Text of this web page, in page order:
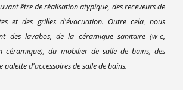
être de réalisation atypique, des receveurs de
et des grilles d'évacuation. Outre cela, nous
des lavabos, de la céramique sanitaire (w-c,
céramique), du mobilier de salle de bains, des
palette d'accessoires de salle de bains.